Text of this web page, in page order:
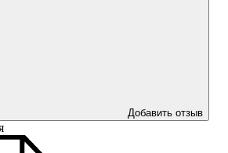
Добавить отзыв